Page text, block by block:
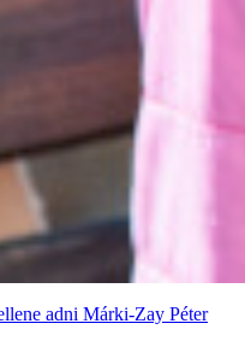
adni Márki-Zay Péter